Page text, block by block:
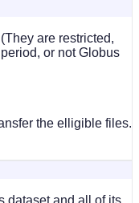
are restricted,
or not Globus
the elligible files.
dataset and all of its